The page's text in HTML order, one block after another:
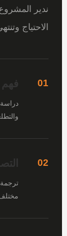
ندير
الاحتياج
01 فهم
دراسة
02
ترجمة